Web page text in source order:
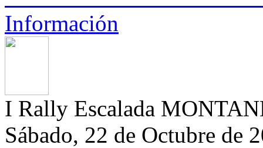
Información
I Rally Escalada
Sábado, 22 de Octubre de